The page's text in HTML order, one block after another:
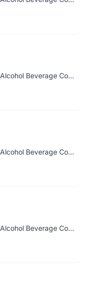
Sabeco - Saigon Beer Alcohol Beverage Corp.
Sabeco - Saigon Beer Alcohol Beverage Corp.
Sabeco - Saigon Beer Alcohol Beverage Corp.